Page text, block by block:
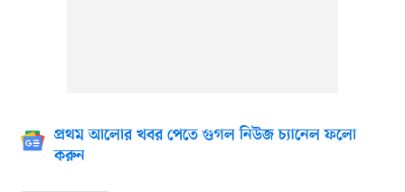
প্রথম আলোর খবর পেতে গুগল নিউজ চ্যানেল ফলো
করুন